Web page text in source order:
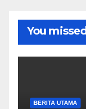
You missed
BERITA UTAMA